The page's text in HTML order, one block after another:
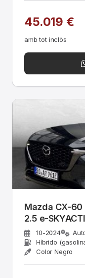
45.019 €
amb tot inclòs
Mazda CX-60
2.5 e-
10-2024
Híbrido
Color Negro